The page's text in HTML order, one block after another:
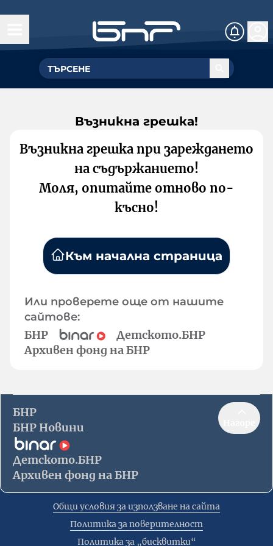
Възникна грешка!
Възникна грешка при зареждането
на съдържанието!
Моля, опитайте отново по-
късно!
Към начална страница
Или проверете още от нашите
сайтове:
БНР
Детското.БНР
Архивен фонд на БНР
БНР
БНР Новини
Детското.БНР
Архивен фонд на БНР
Общи условия за използване на сайта
Политика за поверителност
Политика за „бисквитки“